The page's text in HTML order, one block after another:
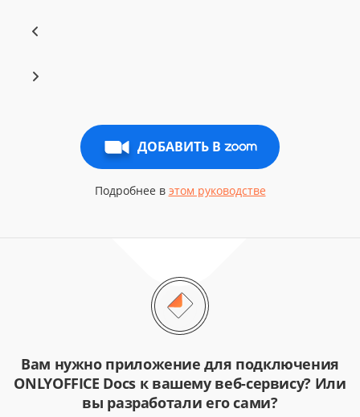
ДОБАВИТЬ В
Подробнее в этом руководстве
Вам нужно приложение для подключения
ONLYOFFICE Docs к вашему веб-сервису? Или
вы разработали его сами?